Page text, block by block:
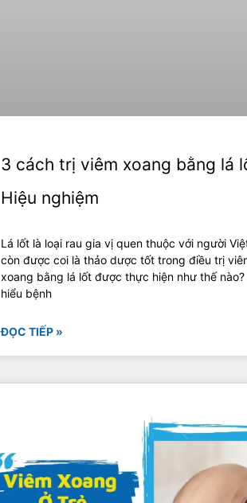
3 cách trị viêm xoang bằng lá
Hiệu nghiệm
Lá lốt là loại rau gia vị quen thuộc với người
còn được coi là thảo dược tốt trong điều trị
xoang bằng lá lốt được thực hiện như thế nào?
hiểu bệnh
ĐỌC TIẾP »